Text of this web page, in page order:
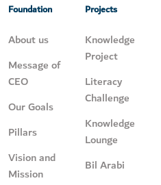
Foundation
About us
Message of
CEO
Our Goals
Pillars
Vision and
Mission
Projects
Knowledge
Project
Literacy
Challenge
Knowledge
Lounge
Bil Arabi